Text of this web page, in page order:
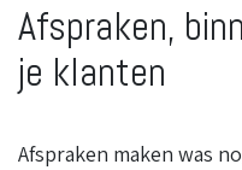
Afspraken,
je klanten
Afspraken maken was